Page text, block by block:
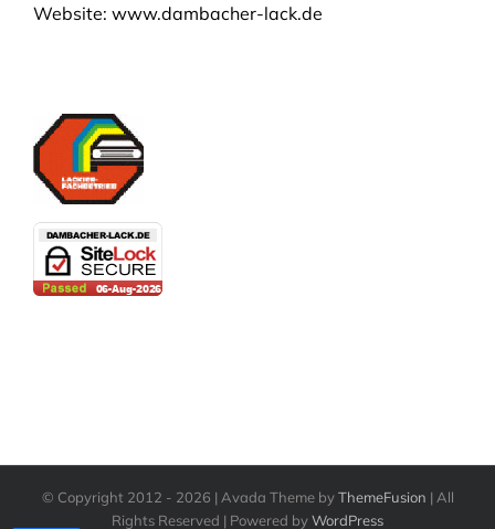
Website: www.dambacher-lack.de
© Copyright 2012 - 2026 | Avada Theme byThemeFusion | All
Rights Reserved | Powered byWordPress